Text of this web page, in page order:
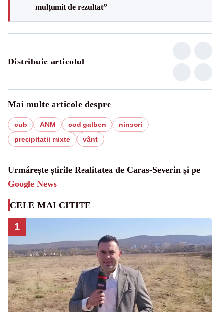
mulțumit de rezultat”
Distribuie articolul
Mai multe articole despre
cub ANM cod galben
ninsori
precipitatii mixte
vânt
Urmărește știrile Realitatea de Caras-Severin și pe
Google News
CELE MAI CITITE
1